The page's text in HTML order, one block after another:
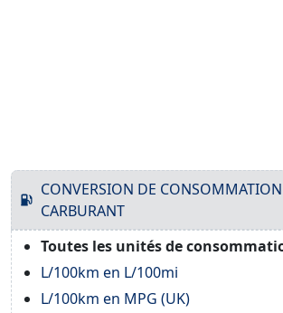
CONVERSION DE
CARBURANT
Toutes les unités de
L/100km en L/100mi
L/100km en MPG (UK)